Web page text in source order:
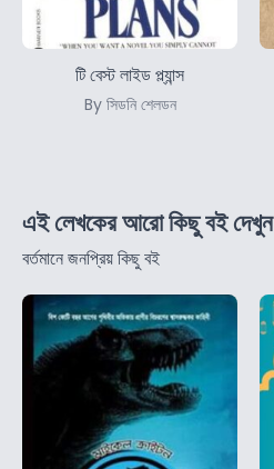
টি বেস্ট লাইড প্ল্যান্স
By সিডনি শেলডন
এই লেখকের আরো কিছু বই দেখুন
বর্তমানে জনপ্রিয় কিছু বই